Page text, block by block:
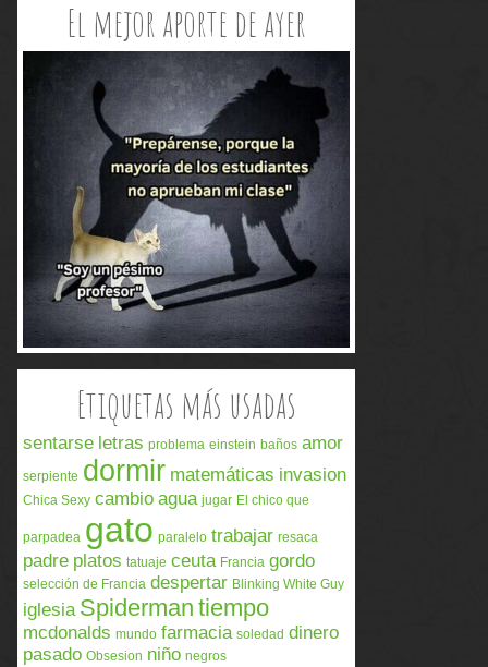
El mejor aporte de ayer
Etiquetas más usadas
sentarse letras problema einstein baños amor
serpiente dormir matemáticas invasion
Chica Sexy cambio agua jugar El chico que
parpadea gato paralelo trabajar resaca
padre platos tatuaje ceuta Francia gordo
selección de Francia despertar Blinking White Guy
iglesia Spiderman tiempo
mcdonalds mundo farmacia soledad dinero
pasado Obsesion niño negros